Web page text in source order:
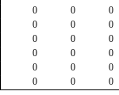
0 0
0
0 0
0
0 0
0
0 0
0
0 0
0
0 0 0